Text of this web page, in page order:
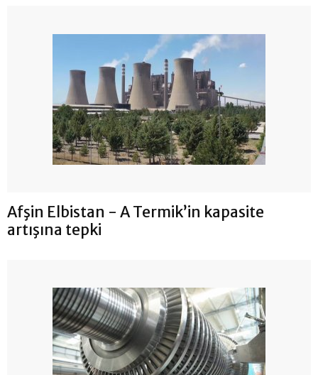
Afşin Elbistan - A Termik’in kapasite
artışına tepki